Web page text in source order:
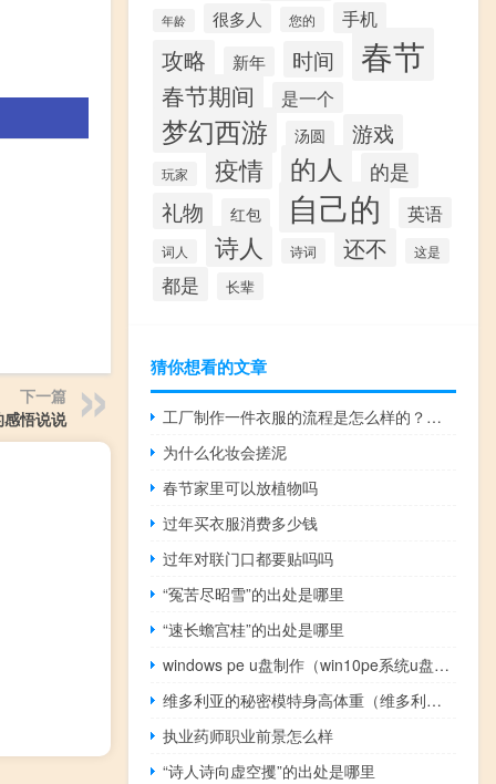
下一篇
悟说说
年龄 很多人 您的 手机
攻略 新年 时间 春节
春节期间 是一个
梦幻西游 汤圆 游戏
玩家 疫情 的人 的是
礼物 红包 自己的 英语
词人 诗人 诗词 还不 这是
都是 长辈
猜你想看的文章
工厂制作一件衣服的流程是怎么样的？如何设计爆款衣服？
为什么化妆会搓泥
春节家里可以放植物吗
过年买衣服消费多少钱
过年对联门口都要贴吗吗
“冤苦尽昭雪”的出处是哪里
“速长蟾宫桂”的出处是哪里
windows pe u盘制作（win10pe系统u盘制作）
维多利亚的秘密模特身高体重（维多利亚的秘密模特）
执业药师职业前景怎么样
“诗人诗向虚空攫”的出处是哪里